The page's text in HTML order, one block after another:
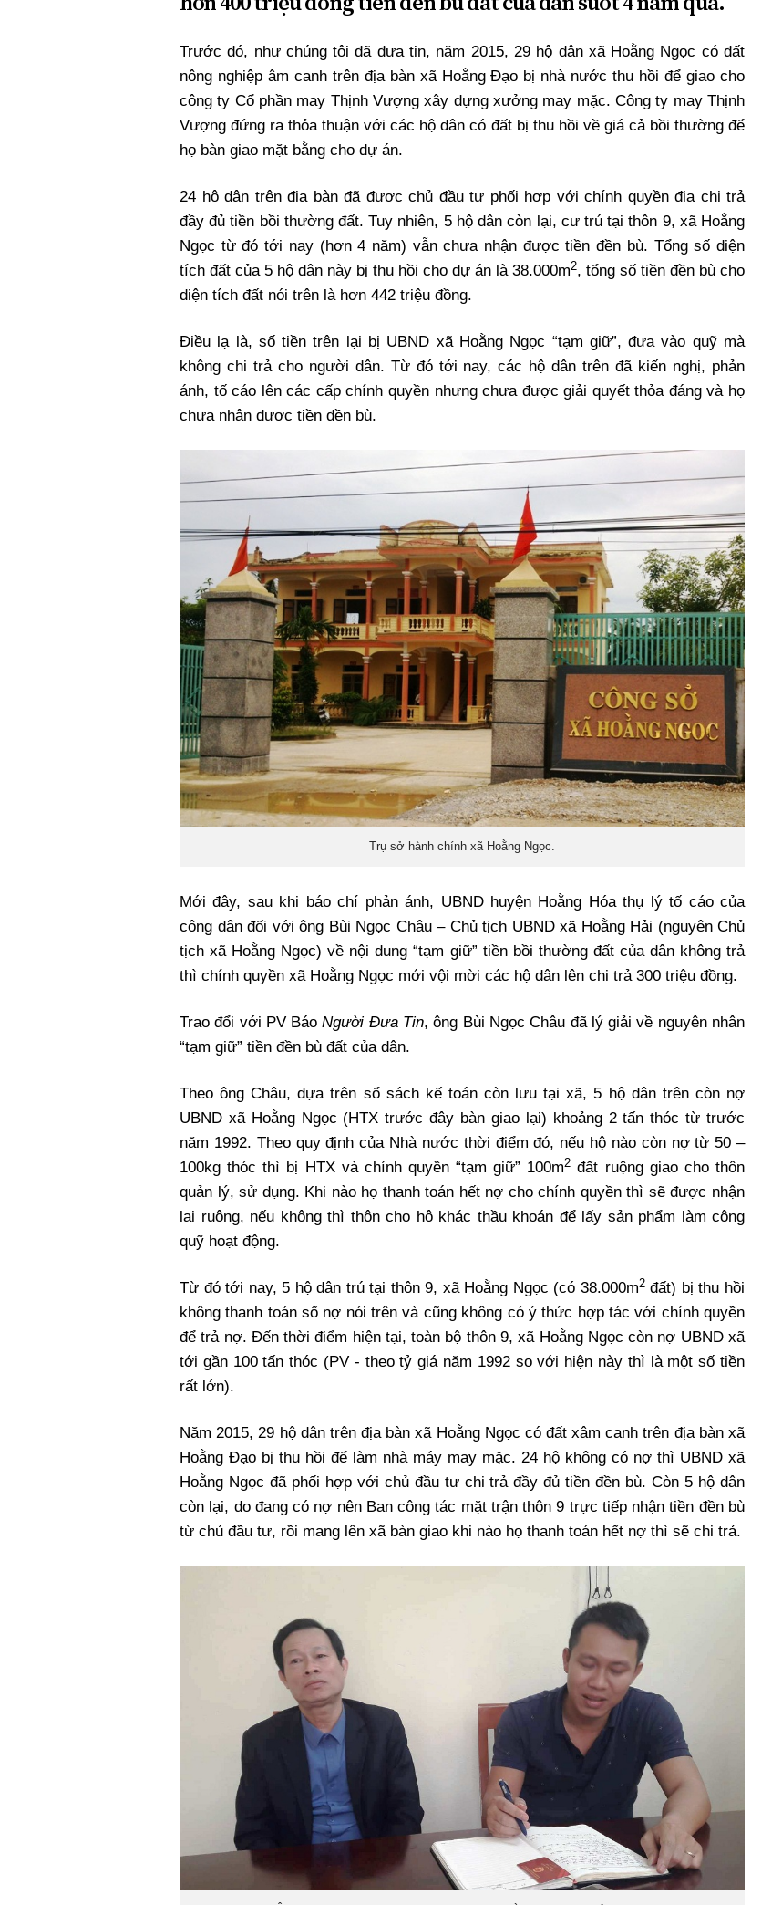
Trước đó, như chúng tôi đã đưa tin, năm 2015, 29 hộ dân xã Hoằng Ngọc có đất
nông nghiệp âm canh trên địa bàn xã Hoằng Đạo bị nhà nước thu hồi để giao cho
công ty Cổ phần may Thịnh Vượng xây dựng xưởng may mặc. Công ty may Thịnh
Vượng đứng ra thỏa thuận với các hộ dân có đất bị thu hồi về giá cả bồi thường để
họ bàn giao mặt bằng cho dự án.
24 hộ dân trên địa bàn đã được chủ đầu tư phối hợp với chính quyền địa chi trả
đầy đủ tiền bồi thường đất. Tuy nhiên, 5 hộ dân còn lại, cư trú tại thôn 9, xã Hoằng
Ngọc từ đó tới nay (hơn 4 năm) vẫn chưa nhận được tiền đền bù. Tổng số diện
tích đất của 5 hộ dân này bị thu hồi cho dự án là 38.000m2, tổng số tiền đền bù cho
diện tích đất nói trên là hơn 442 triệu đồng.
Điều lạ là, số tiền trên lại bị UBND xã Hoằng Ngọc “tạm giữ”, đưa vào quỹ mà
không chi trả cho người dân. Từ đó tới nay, các hộ dân trên đã kiến nghị, phản
ánh, tố cáo lên các cấp chính quyền nhưng chưa được giải quyết thỏa đáng và họ
chưa nhận được tiền đền bù.
Trụ sở hành chính xã Hoằng Ngọc.
Mới đây, sau khi báo chí phản ánh, UBND huyện Hoằng Hóa thụ lý tố cáo của
công dân đối với ông Bùi Ngọc Châu – Chủ tịch UBND xã Hoằng Hải (nguyên Chủ
tịch xã Hoằng Ngọc) về nội dung “tạm giữ” tiền bồi thường đất của dân không trả
thì chính quyền xã Hoằng Ngọc mới vội mời các hộ dân lên chi trả 300 triệu đồng.
Trao đổi với PV BáoNgười Đưa Tin, ông Bùi Ngọc Châu đã lý giải về nguyên nhân
“tạm giữ” tiền đền bù đất của dân.
Theo ông Châu, dựa trên sổ sách kế toán còn lưu tại xã, 5 hộ dân trên còn nợ
UBND xã Hoằng Ngọc (HTX trước đây bàn giao lại) khoảng 2 tấn thóc từ trước
năm 1992. Theo quy định của Nhà nước thời điểm đó, nếu hộ nào còn nợ từ 50 –
100kg thóc thì bị HTX và chính quyền “tạm giữ” 100m2 đất ruộng giao cho thôn
quản lý, sử dụng. Khi nào họ thanh toán hết nợ cho chính quyền thì sẽ được nhận
lại ruộng, nếu không thì thôn cho hộ khác thầu khoán để lấy sản phẩm làm công
quỹ hoạt động.
Từ đó tới nay, 5 hộ dân trú tại thôn 9, xã Hoằng Ngọc (có 38.000m2đất) bị thu hồi
không thanh toán số nợ nói trên và cũng không có ý thức hợp tác với chính quyền
để trả nợ. Đến thời điểm hiện tại, toàn bộ thôn 9, xã Hoằng Ngọc còn nợ UBND xã
tới gần 100 tấn thóc (PV - theo tỷ giá năm 1992 so với hiện này thì là một số tiền
rất lớn).
Năm 2015, 29 hộ dân trên địa bàn xã Hoằng Ngọc có đất xâm canh trên địa bàn xã
Hoằng Đạo bị thu hồi để làm nhà máy may mặc. 24 hộ không có nợ thì UBND xã
Hoằng Ngọc đã phối hợp với chủ đầu tư chi trả đầy đủ tiền đền bù. Còn 5 hộ dân
còn lại, do đang có nợ nên Ban công tác mặt trận thôn 9 trực tiếp nhận tiền đền bù
từ chủ đầu tư, rồi mang lên xã bàn giao khi nào họ thanh toán hết nợ thì sẽ chi trả.